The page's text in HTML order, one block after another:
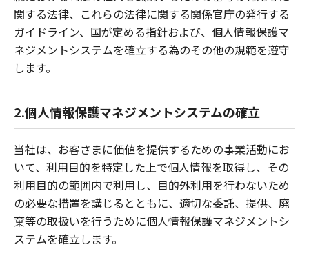
関する法律、これらの法律に関する関係官庁の発行する
ガイドライン、国が定める指針および、個人情報保護マ
ネジメントシステムを確立する為のその他の規範を遵守
します。
2.個人情報保護マネジメントシステムの確立
当社は、お客さまに価値を提供するための事業活動にお
いて、利用目的を特定した上で個人情報を取得し、その
利用目的の範囲内で利用し、目的外利用を行わないため
の必要な措置を講じるとともに、適切な委託、提供、廃
棄等の取扱いを行うために個人情報保護マネジメントシ
ステムを確立します。